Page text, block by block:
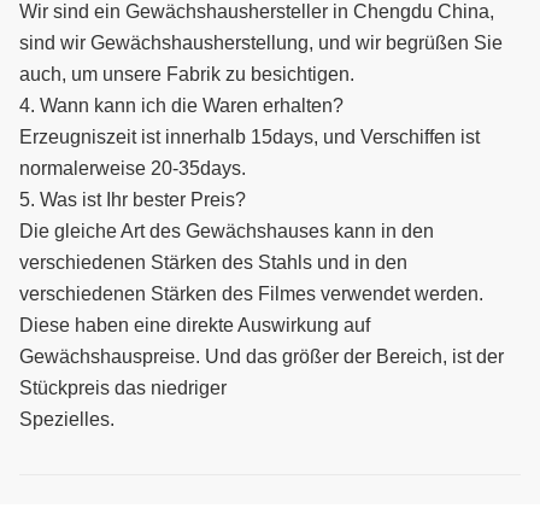
Wir sind ein Gewächshaushersteller in Chengdu China,
sind wir Gewächshausherstellung, und wir begrüßen Sie
auch, um unsere Fabrik zu besichtigen.
4. Wann kann ich die Waren erhalten?
Erzeugniszeit ist innerhalb 15days, und Verschiffen ist
normalerweise 20-35days.
5. Was ist Ihr bester Preis?
Die gleiche Art des Gewächshauses kann in den
verschiedenen Stärken des Stahls und in den
verschiedenen Stärken des Filmes verwendet werden.
Diese haben eine direkte Auswirkung auf
Gewächshauspreise. Und das größer der Bereich, ist der
Stückpreis das niedriger
Spezielles.